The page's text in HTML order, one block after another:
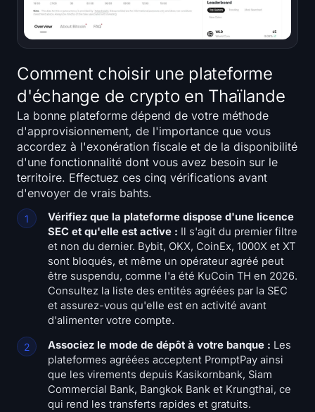
Comment choisir une plateforme
d'échange de crypto en Thaïlande
La bonne plateforme dépend de votre méthode
d'approvisionnement, de l'importance que vous
accordez à l'exonération fiscale et de la disponibilité
d'une fonctionnalité dont vous avez besoin sur le
territoire. Effectuez ces cinq vérifications avant
d'envoyer de vrais bahts.
Vérifiez que la plateforme dispose d'une licence
SEC et qu'elle est active : Il s'agit du premier filtre
et non du dernier. Bybit, OKX, CoinEx, 1000X et XT
sont bloqués, et même un opérateur agréé peut
être suspendu, comme l'a été KuCoin TH en 2026.
Consultez la liste des entités agréées par la SEC
et assurez-vous qu'elle est en activité avant
d'alimenter votre compte.
Associez le mode de dépôt à votre banque : Les
plateformes agréées acceptent PromptPay ainsi
que les virements depuis Kasikornbank, Siam
Commercial Bank, Bangkok Bank et Krungthai, ce
qui rend les transferts rapides et gratuits.